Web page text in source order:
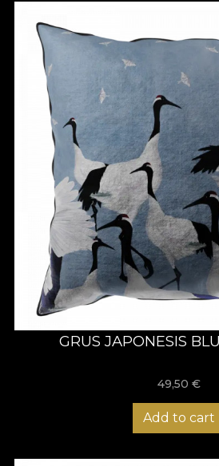
GRUS JAPONESIS
49,50 €
Add to cart